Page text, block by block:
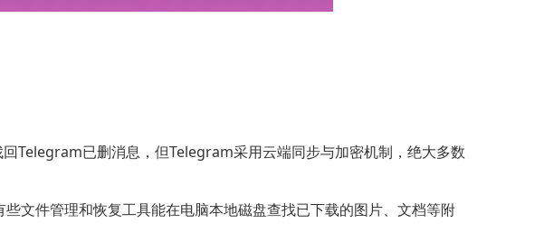
Telegram已删消息，但Telegram采用云端同步与加密机制，绝大多数
文件管理和恢复工具能在电脑本地磁盘查找已下载的图片、文档等附